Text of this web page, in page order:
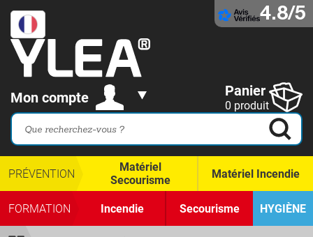
4.8/5
Mon compte Panier
0 produit
PRÉVENTION
Matériel
Secourisme
Matériel Incendie
FORMATION Incendie Secourisme HYGIÈNE